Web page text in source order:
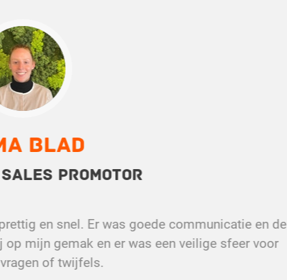
Blad
Promotor
en snel. Er was goede communicatie en de
mijn gemak en er was een veilige sfeer voor
of twijfels.